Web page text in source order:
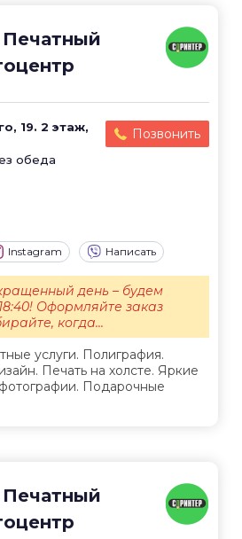
19. 2 этаж,
обеда
Позвонить
Instagram Написать
услуги. Полиграфия.
Печать на холсте. Яркие
Подарочные
день – будем
Оформляйте заказ
когда...